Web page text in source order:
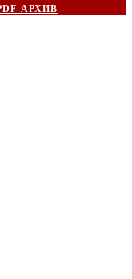
АРХИВ